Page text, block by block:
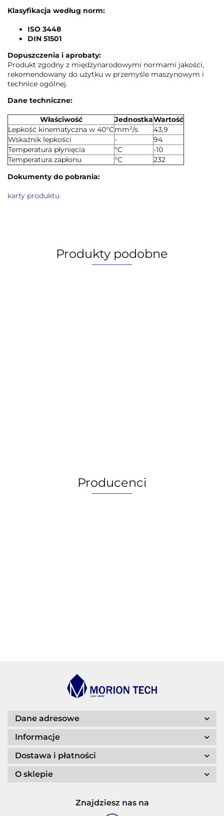
Klasyfikacja według norm:
ISO 3448
DIN 51501
Dopuszczenia i aprobaty:
Produkt zgodny z międzynarodowymi normami jakości,
rekomendowany do użytku w przemyśle maszynowym i
technice ogólnej.
Dane techniczne:
Właściwość JednostkaWartość
Lepkość kinematyczna w 40°Cmm²/s
43,9
Wskaźnik lepkości
-
94
Temperatura płynięcia
°C
-10
Temperatura zapłonu
°C
232
Dokumenty do pobrania:
karty produktu
Produkty podobne
Producenci
Dane adresowe
Informacje
Dostawa i płatności
O sklepie
Znajdziesz nas na